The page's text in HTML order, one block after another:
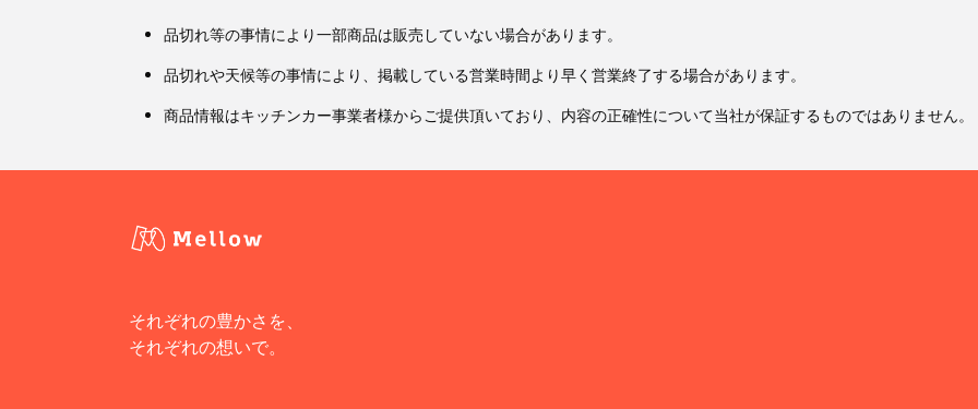
品切れ等の事情により一部商品は販売していない場合があります。
品切れや天候等の事情により、掲載している営業時間より早く営業終了する場合があります。
商品情報はキッチンカー事業者様からご提供頂いており、内容の正確性について当社が保証するものではありません。
それぞれの豊かさを、
それぞれの想いで。